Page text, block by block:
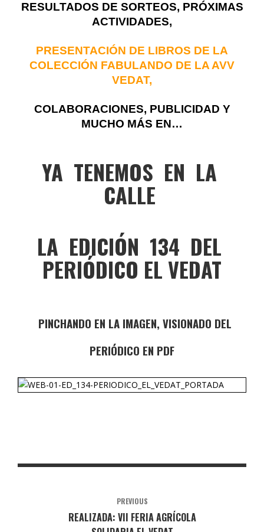
RESULTADOS DE SORTEOS, PRÓXIMAS
ACTIVIDADES,
PRESENTACIÓN DE LIBROS DE LA
COLECCIÓN FABULANDO DE LA AVV
VEDAT,
COLABORACIONES, PUBLICIDAD Y
MUCHO MÁS EN…
YA TENEMOS EN LA
CALLE
LA EDICIÓN 134 DEL
PERIÓDICO EL VEDAT
PINCHANDO EN LA IMAGEN, VISIONADO DEL
PERIÓDICO EN PDF
PREVIOUS
REALIZADA: VII FERIA AGRÍCOLA